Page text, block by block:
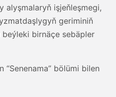
alyşmalaryň işjeňleşmegi,
geriminiň
birnäçe sebäpler
“Senenama” bölümi bilen